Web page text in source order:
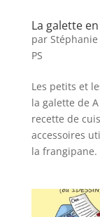
La galette
par Stéphanie
PS
Les petits et
la galette de
recette de
accessoires
la frangipane.